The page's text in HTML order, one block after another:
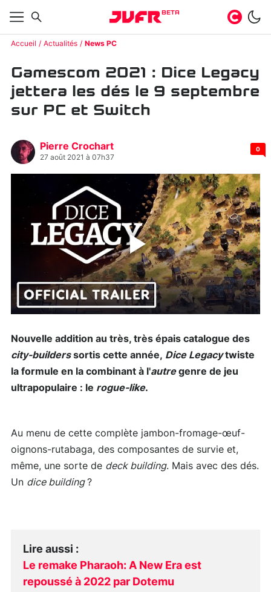
BETA
Accueil Actualités News PC
Gamescom 2021 : Dice Legacy
jettera les dés le 9 septembre
sur PC et Switch
Pierre Crochart
27 août 2021 à 07h37
0
Nouvelle addition au très, très épais catalogue des
city-builderssortis cette année, Dice Legacytwiste
la formule en la combinant à l'autregenre de jeu
ultrapopulaire : le rogue-like.
Au menu de cette complète jambon-fromage-œuf-
oignons-rutabaga, des composantes de survie et,
même, une sorte de deck building. Mais avec des dés.
Un dice building?
Lire aussi :
Le remake Pharaoh: A New Era est
repoussé à 2022 par Dotemu